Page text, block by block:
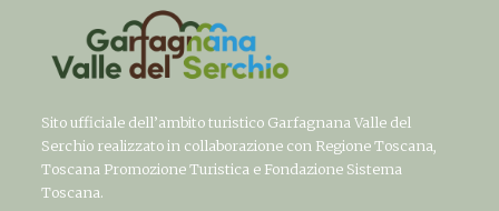
Sito ufficiale dell’ambito turistico Garfagnana Valle del
Serchio realizzato in collaborazione con Regione Toscana,
Toscana Promozione Turistica e Fondazione Sistema
Toscana.